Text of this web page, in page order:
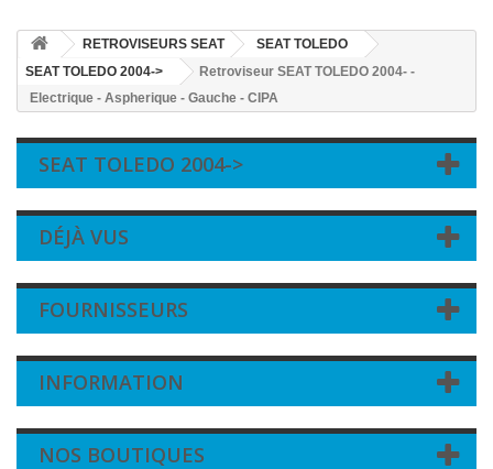
RETROVISEURS SEAT
SEAT TOLEDO
SEAT TOLEDO 2004->
Retroviseur SEAT TOLEDO 2004- -
Electrique - Aspherique - Gauche - CIPA
SEAT TOLEDO 2004->
DÉJÀ VUS
FOURNISSEURS
INFORMATION
NOS BOUTIQUES